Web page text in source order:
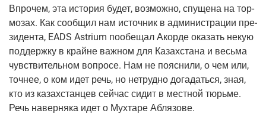
Впро­чем, эта исто­рия будет, воз­мож­но, спу­ще­на на тор­
мо­зах. Как сооб­щил нам источ­ник в адми­ни­стра­ции пре­
зи­ден­та, EADS Astrium пообе­щал Акор­де ока­зать некую
под­держ­ку в крайне важ­ном для Казах­ста­на и весь­ма
чув­стви­тель­ном вопро­се. Нам не пояс­ни­ли, о чем или,
точ­нее, о ком идет речь, но нетруд­но дога­дать­ся, зная,
кто из казах­стан­цев сей­час сидит в мест­ной тюрь­ме.
Речь навер­ня­ка идет о Мух­та­ре Аблязове.